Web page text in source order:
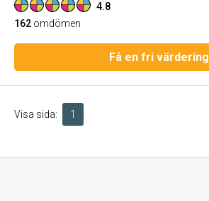
4.8
162 omdömen
Få en fri värdering
Visa sida: 1